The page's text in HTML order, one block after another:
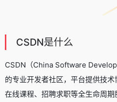
CSDN是什么
CSDN（China Software
的专业开发者社区，平台提供技术
在线课程、招聘求职等全生命周